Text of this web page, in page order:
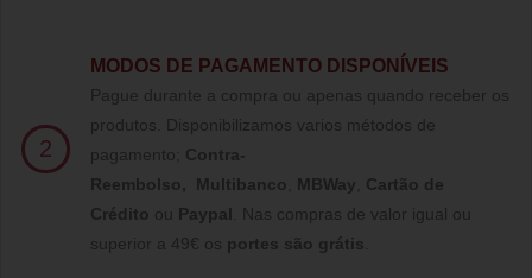
2
MODOS DE PAGAMENTO DISPONÍVEIS
Pague durante a compra ou apenas quando receber os
produtos. Disponibilizamos varios métodos de
pagamento; Contra-
Reembolso, Multibanco MBWay
Cartão de
Crédito ou Paypal
Nas compras de valor igual ou
superior a 49€ os portes são grátis